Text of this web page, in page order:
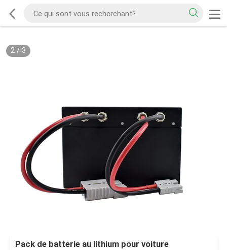
2/ 3
Pack de batterie au lithium pour voiture